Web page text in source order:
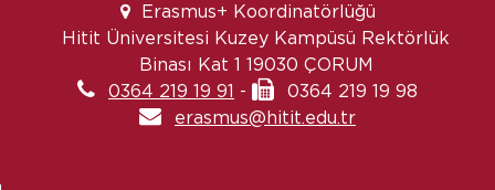
Erasmus+ Koordinatörlüğü
Hitit Üniversitesi Kuzey Kampüsü Rektörlük
Binası Kat 1 19030 ÇORUM
0364 219 19 91 -
0364 219 19 98
erasmus@hitit.edu.tr